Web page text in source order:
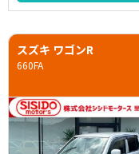
スズキ ワゴンR
660FA